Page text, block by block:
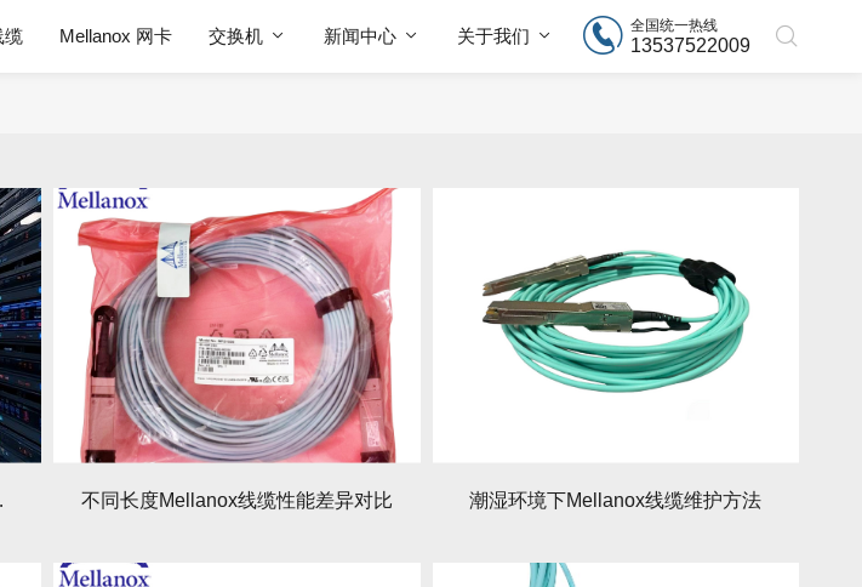
缆 Mellanox 网卡 交换机 新闻中心 关于我们
全国统一热线
13537522009
换？ 不同长度Mellanox线缆性能差异对比 潮湿环境下Mellanox线缆维护方法